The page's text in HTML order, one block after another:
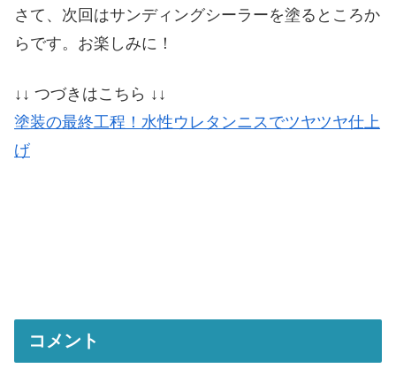
さて、次回はサンディングシーラーを塗るところか
らです。お楽しみに！
↓↓ つづきはこちら ↓↓
塗装の最終工程！水性ウレタンニスでツヤツヤ仕上
げ
コメント